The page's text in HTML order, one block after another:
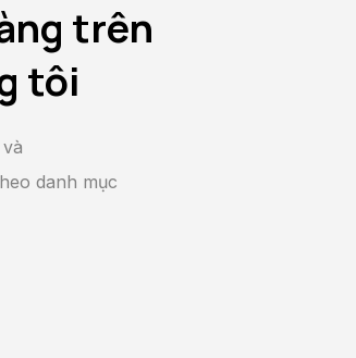
trên
tôi
danh mục